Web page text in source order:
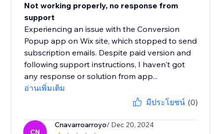
Not working properly, no response from
support
Experiencing an issue with the Conversion
Popup app on Wix site, which stopped to send
subscription emails. Despite paid version and
following support instructions, I haven't got
any response or solution from app...
อ่านเพิ่มเติม
มีประโยชน์ (0)
CN
Cnavarroarroyo/ Dec 20, 2024